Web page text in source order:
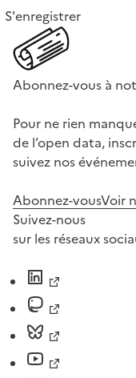
S'enregistrer
Abonnez-vous à
Pour ne rien
de l’open data,
suivez nos
Abonnez-vousVoir
Suivez-nous
sur les réseaux